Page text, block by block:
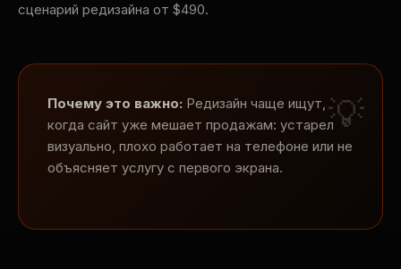
сценарий редизайна от $490.
Почему это важно: Редизайн чаще ищут,
когда сайт уже мешает продажам: устарел
визуально, плохо работает на телефоне или не
объясняет услугу с первого экрана.